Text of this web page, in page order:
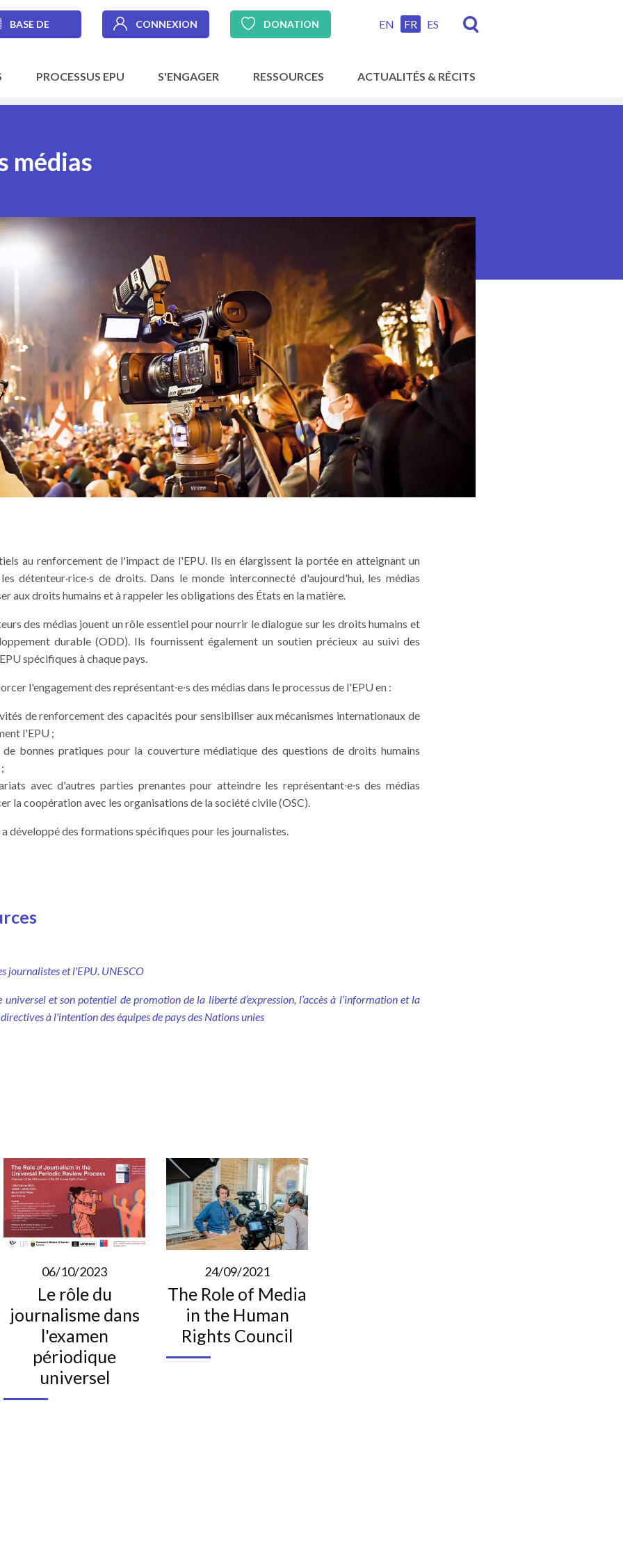
BASE DE CONNEXION DONATION EN FR ES
PROCESSUS EPU S'ENGAGER RESSOURCES ACTUALITÉS & RÉCITS
médias
au renforcement de l'impact de l'EPU. Ils en élargissent la portée en atteignant un
détenteur·rice·s de droits. Dans le monde interconnecté d'aujourd'hui, les médias
aux droits humains et à rappeler les obligations des États en la matière.
des médias jouent un rôle essentiel pour nourrir le dialogue sur les droits humains et
durable (ODD). Ils fournissent également un soutien précieux au suivi des
spécifiques à chaque pays.
l'engagement des représentant∙e∙s des médias dans le processus de l'EPU en :
de renforcement des capacités pour sensibiliser aux mécanismes internationaux de
l'EPU ;
bonnes pratiques pour la couverture médiatique des questions de droits humains
avec d'autres parties prenantes pour atteindre les représentant∙e∙s des médias
la coopération avec les organisations de la société civile (OSC).
développé des formations spécifiques pour les journalistes.
journalistes et l'EPU. UNESCO
universel et son potentiel de promotion de la liberté d’expression, l’accès à l’information et la
à l'intention des équipes de pays des Nations unies
06/10/2023
Le rôle du
journalisme dans
l'examen
périodique
universel
24/09/2021
The Role of Media
in the Human
Rights Council